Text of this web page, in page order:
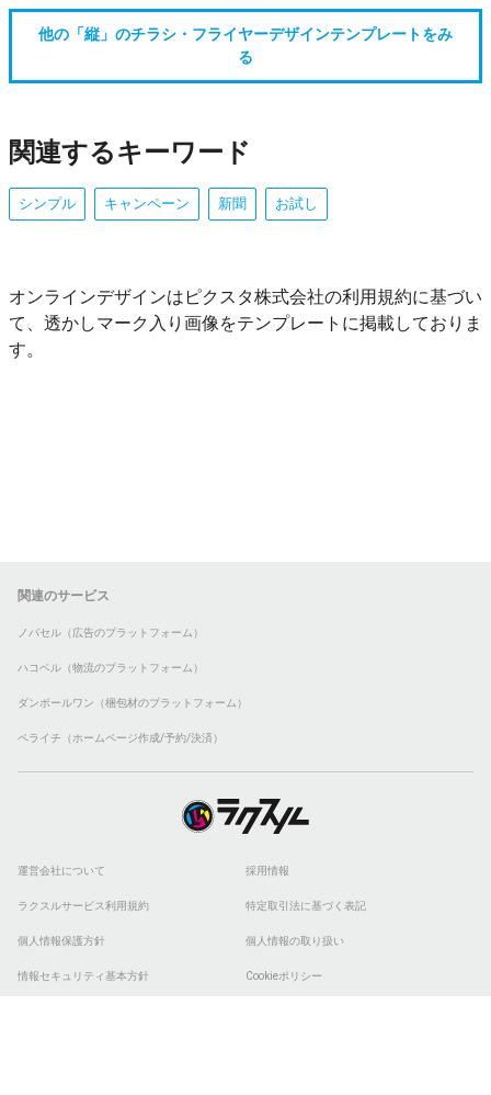
他の「縦」のチラシ・フライヤーデザインテンプレートをみ
る
関連するキーワード
シンプル キャンペーン 新聞 お試し
オンラインデザインはピクスタ株式会社の利用規約に基づい
て、透かしマーク入り画像をテンプレートに掲載しておりま
す。
関連のサービス
ノバセル（広告のプラットフォーム）
ハコベル（物流のプラットフォーム）
ダンボールワン（梱包材のプラットフォーム）
ペライチ（ホームページ作成/予約/決済）
運営会社について 採用情報
ラクスルサービス利用規約 特定取引法に基づく表記
個人情報保護方針 個人情報の取り扱い
情報セキュリティ基本方針 Cookieポリシー